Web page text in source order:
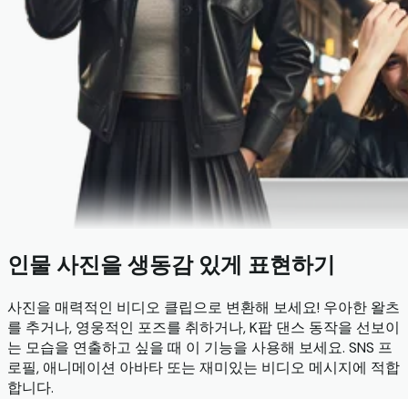
인물 사진을 생동감 있게 표현하기
사진을 매력적인 비디오 클립으로 변환해 보세요! 우아한 왈츠
를 추거나, 영웅적인 포즈를 취하거나, K팝 댄스 동작을 선보이
는 모습을 연출하고 싶을 때 이 기능을 사용해 보세요. SNS 프
로필, 애니메이션 아바타 또는 재미있는 비디오 메시지에 적합
합니다.